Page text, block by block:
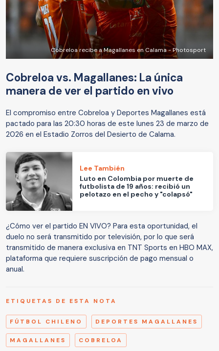
Cobreloa recibe a Magallanes en Calama - Photosport
Cobreloa vs. Magallanes: La única
manera de ver el partido en vivo
El compromiso entre Cobreloa y Deportes Magallanes está
pactado para las 20:30 horas de este lunes 23 de marzo de
2026 en el Estadio Zorros del Desierto de Calama.
Lee También
Luto en Colombia por muerte de
futbolista de 19 años: recibió un
pelotazo en el pecho y "colapsó"
¿Cómo ver el partido EN VIVO? Para esta oportunidad, el
duelo no será transmitido por televisión, por lo que será
transmitido de manera exclusiva en TNT Sports en HBO MAX,
plataforma que requiere suscripción de pago mensual o
anual.
ETIQUETAS DE ESTA NOTA
FÚTBOL CHILENO DEPORTES MAGALLANES
MAGALLANES COBRELOA